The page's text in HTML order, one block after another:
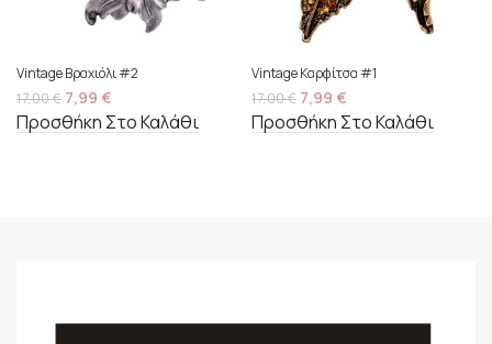
Vintage Βραχιόλι #2
17,00€ 7,99 €
Προσθήκη Στο Καλάθι
Vintage Καρφίτσα #1
17,00€ 7,99 €
Προσθήκη Στο Καλάθι